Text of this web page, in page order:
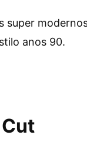
anos 90.